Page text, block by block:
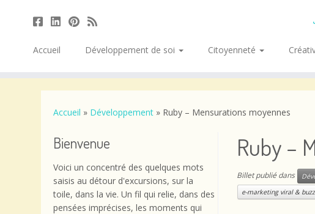
Accueil Développement de soi Citoyenneté
Accueil » Développement » Ruby – Mensurations moyennes
Bienvenue
Voici un concentré des quelques mots
saisis au détour d'excursions, sur la
toile, dans la vie. Un fil qui relie, dans des
pensées imprécises, les moments qui
Ruby –
Billet publié dans
e-marketing viral & buzz